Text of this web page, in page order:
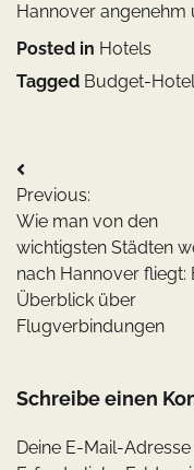
Hannover
Posted in Hotels
Tagged Budget-
Previous:
Wie man von den
wichtigsten Städten
nach Hannover fliegt:
Überblick über
Flugverbindungen
Schreibe einen
Deine E-Mail-